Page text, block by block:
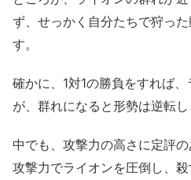
ず、せっかく自分たちで狩っ
す。
確かに、1対1の勝負をすれば
が、群れになると形勢は逆転し
中でも、攻撃力の高さに定評の
攻撃力でライオンを圧倒し、殺